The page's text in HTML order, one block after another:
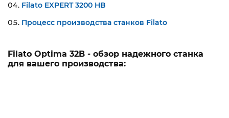
Filato EXPERT 3200 HB
Процесс производства станков Filato
Filato Optima 32B - обзор надежного станка
для вашего производства: